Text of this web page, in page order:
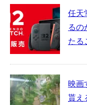
任天
るの
たる
映画
貰え